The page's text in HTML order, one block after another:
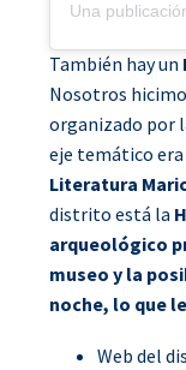
También hay un
Nosotros
organizado por
eje temático era
Literatura
distrito está la
arqueológico
museo y la
noche, lo que
Web del